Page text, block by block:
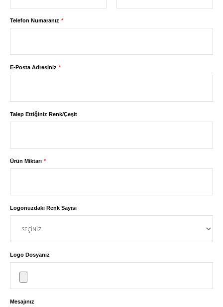
Telefon Numaranız
E-Posta Adresiniz
Talep Ettiğiniz Renk/Çeşit
Ürün Miktarı
Logonuzdaki Renk Sayısı
Logo Dosyanız
Mesajınız